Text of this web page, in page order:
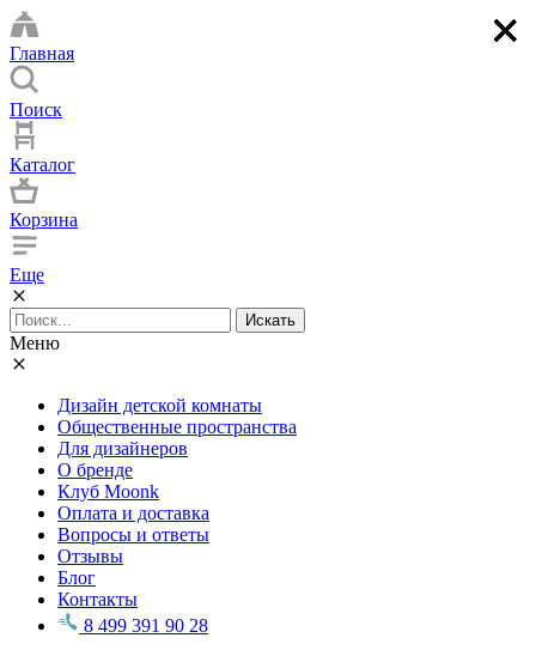
Главная
Поиск
Каталог
Корзина
Еще
Искать
Меню
Дизайн детской комнаты
Общественные пространства
Для дизайнеров
О бренде
Клуб Moonk
Оплата и доставка
Вопросы и ответы
Отзывы
Блог
Контакты
8 499 391 90 28
×
×
×
×